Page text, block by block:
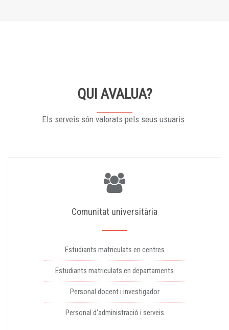
QUI AVALUA?
Els serveis són valorats pels seus usuaris.
Comunitat universitària
Estudiants matriculats en centres
Estudiants matriculats en departaments
Personal docent i investigador
Personal d'administració i serveis